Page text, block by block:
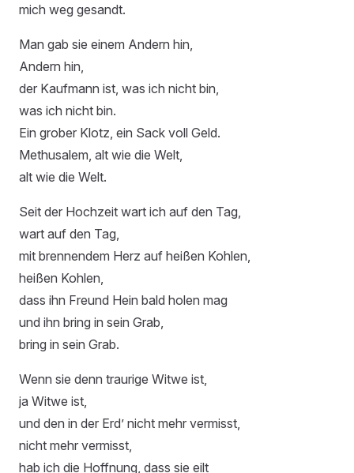
mich weg gesandt.
Man gab sie einem Andern hin,
Andern hin,
der Kaufmann ist, was ich nicht bin,
was ich nicht bin.
Ein grober Klotz, ein Sack voll Geld.
Methusalem, alt wie die Welt,
alt wie die Welt.
Seit der Hochzeit wart ich auf den Tag,
wart auf den Tag,
mit brennendem Herz auf heißen Kohlen,
heißen Kohlen,
dass ihn Freund Hein bald holen mag
und ihn bring in sein Grab,
bring in sein Grab.
Wenn sie denn traurige Witwe ist,
ja Witwe ist,
und den in der Erd’ nicht mehr vermisst,
nicht mehr vermisst,
hab ich die Hoffnung, dass sie eilt